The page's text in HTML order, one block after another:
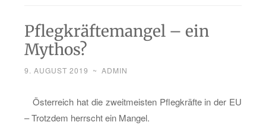
Pflegkräftemangel – ein
Mythos?
9. AUGUST 2019 ~ ADMIN
Ös­ter­reich hat die zweit­meis­ten Pfleg­kräf­te in der EU
– Trotz­dem herrscht ein Man­gel.